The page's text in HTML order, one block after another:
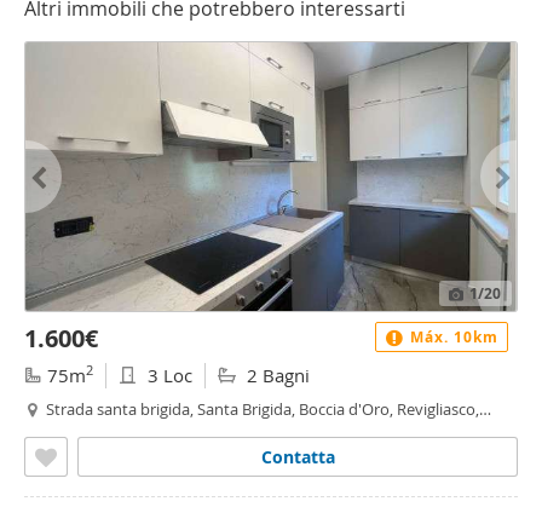
Altri immobili che potrebbero interessarti
1/20
1.600€
75m2 3 Loc 2 Bagni
Strada santa brigida, Santa Brigida, Boccia d'Oro, Revigliasco,
Contatta
Máx. 10km